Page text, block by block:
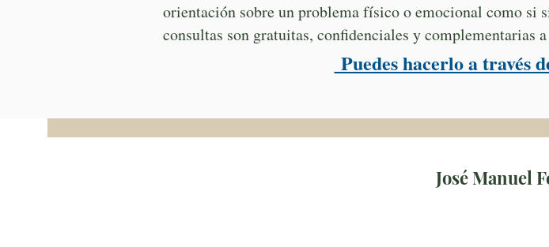
orientación sobre un problema físico o emocional como si
consultas son gratuitas, confidenciales y complementarias
Puedes hacerlo a través
José Manuel